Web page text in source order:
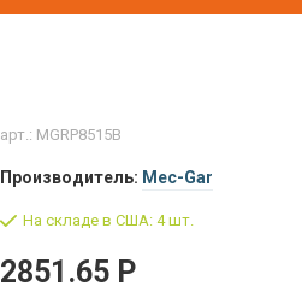
арт.: MGRP8515B
Производитель: Mec-Gar
На складе в США: 4 шт.
2851.65 Р